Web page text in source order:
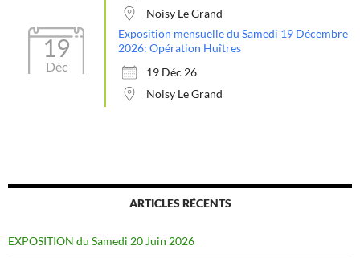
Noisy Le Grand
19
Déc
Exposition mensuelle du Samedi 19 Décembre
2026: Opération Huîtres
19 Déc 26
Noisy Le Grand
ARTICLES RÉCENTS
EXPOSITION du Samedi 20 Juin 2026